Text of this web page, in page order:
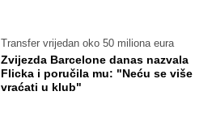
Transfer vrijedan oko 50 miliona eura
Zvijezda Barcelone danas nazvala
Flicka i poručila mu: "Neću se više
vraćati u klub"